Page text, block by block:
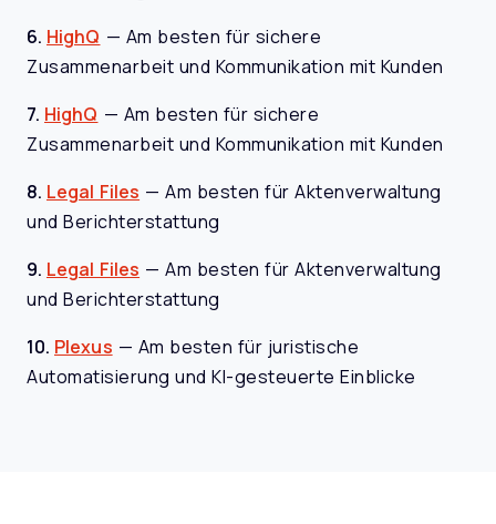
6. HighQ — Am besten für sichere
Zusammenarbeit und Kommunikation mit Kunden
7. HighQ — Am besten für sichere
Zusammenarbeit und Kommunikation mit Kunden
8. Legal Files —Am besten für Aktenverwaltung
und Berichterstattung
9. Legal Files —Am besten für Aktenverwaltung
und Berichterstattung
10. Plexus — Am besten für juristische
Automatisierung und KI-gesteuerte Einblicke